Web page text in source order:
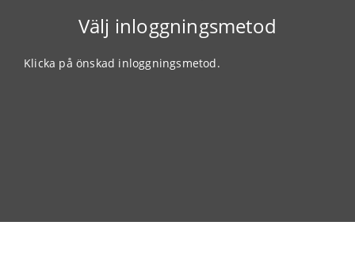
Välj inloggningsmetod
Klicka på önskad inloggningsmetod.